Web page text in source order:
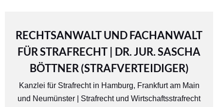
RECHTSANWALT UND FACHANWALT
FÜR STRAFRECHT | DR. JUR. SASCHA
BÖTTNER (STRAFVERTEIDIGER)
Kanzlei für Strafrecht in Hamburg, Frankfurt am Main
und Neumünster | Strafrecht und Wirtschaftsstrafrecht